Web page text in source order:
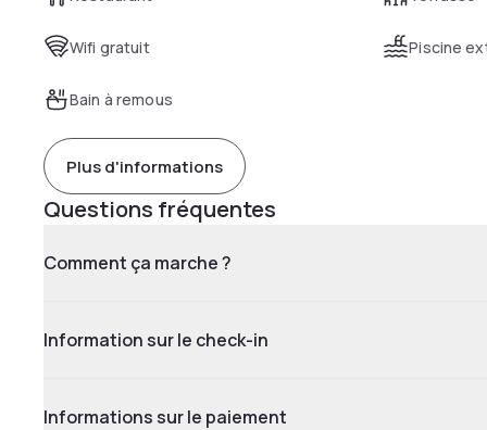
Wifi gratuit Piscine
Bain à remous
Plus d'informations
Questions fréquentes
Comment ça marche ?
Information sur le check-in
Informations sur le paiement